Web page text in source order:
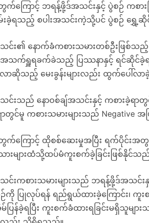
ကြောင့် ဘရန့်ဖို့ဒ်အသင်းနှင့် ပွဲစဉ် ကစားဖြ
းခဲ့ရသည့် စပါးအသင်းကဲ့သို့ပင် ပွဲစဉ် ရွှေ့
င်း၏ နောက်ခံကစားသမားတစ်ဦးဖြစ်သ
သက်ရှူရခက်ခဲသည့် ပြဿနာနှင့် ရင်ဆိုင်ခဲ့ရ
ောဆိုသည့် မေးခွန်းများလည်း ထွက်ပေါ်လ
းသည် နောဝစ်ချ်အသင်းနှင့် ကစားခဲ့ရာတွ
တွင်မူ ကစားသမားများသည် Negative
ကြောင့် ထိုစစ်ဆေးမှုအပြီး ရက်ပိုင်းအတွ
းများထံသို့ထပ်မံကူးစက်ခဲ့ခြင်းဖြစ်နိုင်သ
းကစားသမားများသည် ဘရန့်ဖို့ဒ်အသင်
ပြုလုပ်ရန် ရည်ရွယ်ထားခဲ့ကြောင်း၊ ကူ
ြန်ခဲ့ရပြီး ကူးစက်ခံထားရခြင်းမရှိသူမ